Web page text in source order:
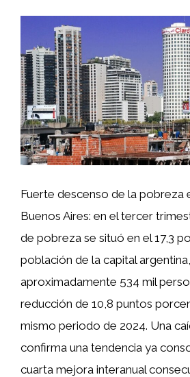
Fuerte descenso de la pobreza
Buenos Aires: en el tercer
de pobreza se situó en el 17,3
población de la capital
aproximadamente 534 mil
reducción de 10,8 puntos
mismo periodo de 2024. Una
confirma una tendencia ya
cuarta mejora interanual